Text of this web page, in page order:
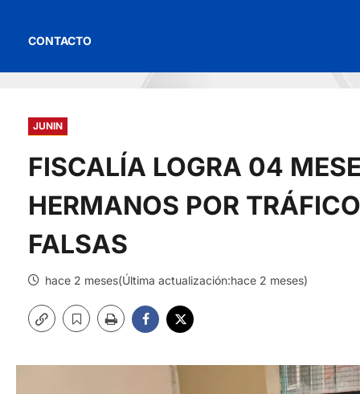
CONTACTO
JUNIN
FISCALÍA LOGRA 04
HERMANOS POR
FALSAS
hace 2 meses(Última actualización:hace 2 meses)